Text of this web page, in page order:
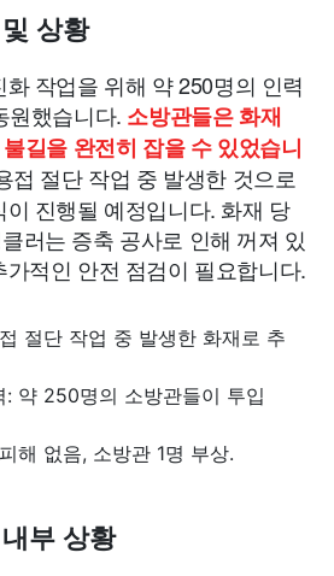
상황
작업을 위해 약 250명의 인력
원했습니다. 소방관들은 화재
길을 완전히 잡을 수 있었습니
접 절단 작업 중 발생한 것으로
진행될 예정입니다. 화재 당
러는 증축 공사로 인해 꺼져 있
적인 안전 점검이 필요합니다.
절단 작업 중 발생한 화재로 추
: 약 250명의 소방관들이 투입
해 없음, 소방관 1명 부상.
부 상황